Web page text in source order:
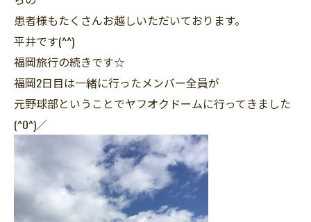
患者様もたくさんお越しいただいております。
平井です(^^)
福岡旅行の続きです☆
福岡2日目は一緒に行ったメンバー全員が
元野球部ということでヤフオクドームに行ってきました
(^O^)／